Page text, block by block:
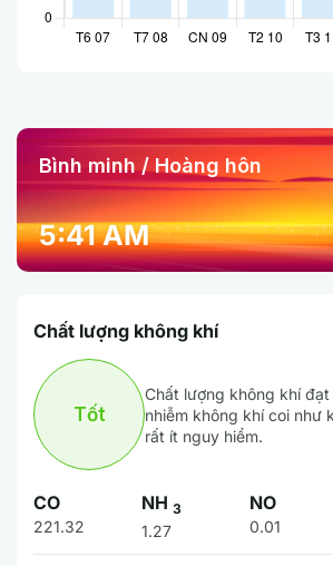
Bình minh / Hoàng hôn
5:41 AM
Chất lượng không khí
Tốt
Chất lượng không khí
nhiễm không khí coi như
rất ít nguy hiểm.
CO
221.32
NH 3
1.27
NO
0.01